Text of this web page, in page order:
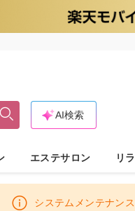
AI検索
エステサロン リ
システムメンテナン